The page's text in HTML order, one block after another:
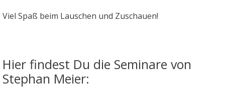
Viel Spaß beim Lauschen und Zuschauen!
Hier findest Du die Seminare von
Stephan Meier: